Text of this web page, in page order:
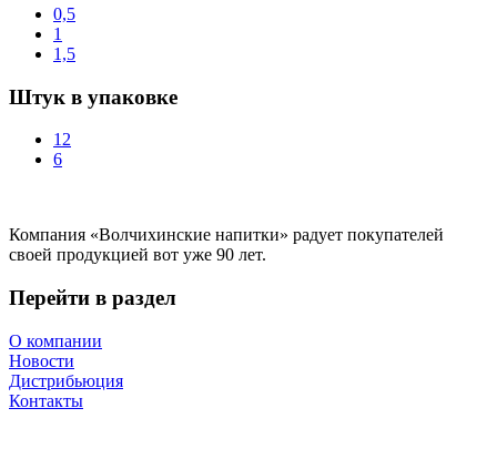
0,5
1
1,5
Штук в упаковке
12
6
Компания «Волчихинские напитки» радует покупателей
своей продукцией вот уже 90 лет.
Перейти в раздел
О компании
Новости
Дистрибьюция
Контакты